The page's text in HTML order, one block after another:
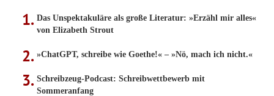
Das Unspektakuläre als große Literatur: »Erzähl mir alles«
von Elizabeth Strout
»ChatGPT, schreibe wie Goethe!« – »Nö, mach ich nicht.«
Schreibzeug-Podcast: Schreibwettbewerb mit
Sommeranfang